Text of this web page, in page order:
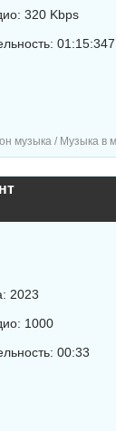
320 Kbps
01:15:347
музыка / Музыка в
2023
1000
00:33